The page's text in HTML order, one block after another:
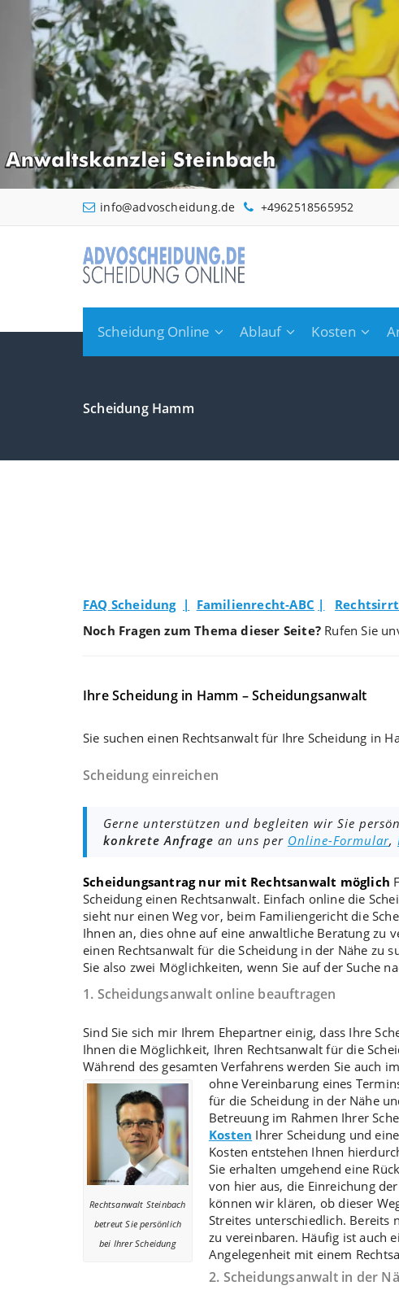
Inhalt
springen
info@advoscheidung.de +4962518565952
Scheidung Online Ablauf Kosten
Scheidung Hamm
FAQ Scheidung | Familienrecht-ABC |
Noch Fragen zum Thema dieser Seite? Rufen Sie
Ihre Scheidung in Hamm – Scheidungsanwalt
Sie suchen einen Rechtsanwalt für Ihre Scheidung in
Scheidung einreichen
Gerne unterstützen und begleiten wir Sie
konkrete Anfrage an uns per Online-Formular,
Scheidungsantrag nur mit Rechtsanwalt möglich
Scheidungeinen Rechtsanwalt. Einfach online die
sieht nur einen Weg vor, beim Familiengericht die
Ihnen an, dies ohne auf eine anwaltliche Beratungzu
einen Rechtsanwalt für die Scheidung in der Nähe zu
Sie also zwei Möglichkeiten, wenn Sie auf der Suche
1. Scheidungsanwalt online beauftragen
Sind Sie sich mir Ihrem Ehepartner einig, dass Ihre
Ihnen die Möglichkeit, Ihren Rechtsanwalt für die
Während des gesamten Verfahrens werden Sie auch
ohne Vereinbarung eines
Rechtsanwalt Steinbach
betreut Sie persönlich
bei Ihrer Scheidung
für die Scheidung in der Nähe
Betreuung im Rahmen Ihrer
Kosten Ihrer Scheidung und
Kosten entstehen Ihnen
Sie erhalten umgehend eine
von hier aus, die Einreichung
können wir klären, ob dieser
Streites unterschiedlich. Bereits
zu vereinbaren. Häufig ist auch
Angelegenheit mit einem
2. Scheidungsanwalt in der